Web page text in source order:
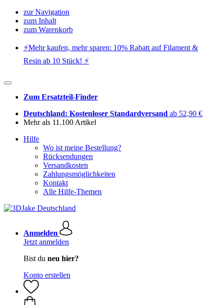
zur Navigation
zum Inhalt
zum Warenkorb
⚡️Mehr kaufen, mehr sparen: 10% Rabatt auf Filament &
Resin ab 10 Stück! ⚡️
Zum Ersatzteil-Finder
Deutschland: Kostenloser Standardversand ab 52,90 €
Mehr als 11.100 Artikel
Hilfe
Wo ist meine Bestellung?
Rücksendungen
Versandkosten
Zahlungsmöglichkeiten
Kontakt
Alle Hilfe-Themen
Anmelden
Jetzt anmelden
Bist du neu hier?
Konto erstellen